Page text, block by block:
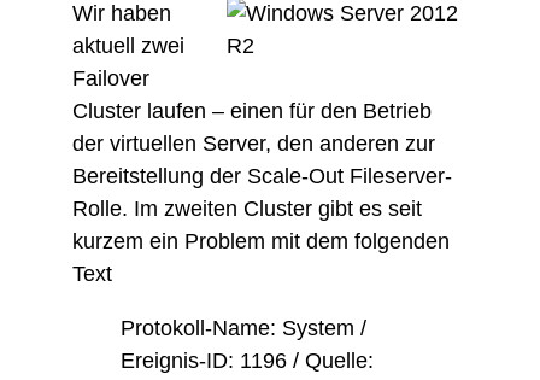
Wir haben
aktuell zwei
Failover
Cluster laufen – einen für den Betrieb
der virtuellen Server, den anderen zur
Bereitstellung der Scale-Out Fileserver-
Rolle. Im zweiten Cluster gibt es seit
kurzem ein Problem mit dem folgenden
Text
Protokoll-Name: System /
Ereignis-ID: 1196 / Quelle: